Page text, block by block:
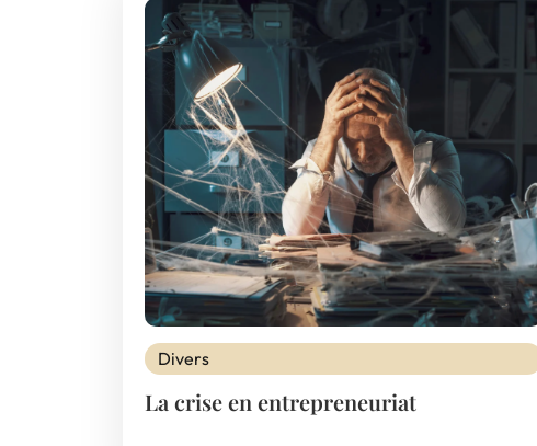
Divers
La crise en entrepreneuriat